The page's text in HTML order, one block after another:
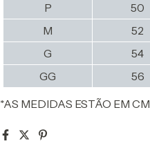
P
50
M
52
G
54
GG
56
*AS MEDIDAS ESTÃO EM CM